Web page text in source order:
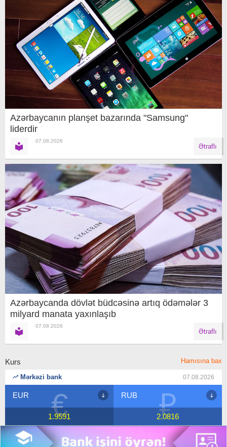
Azərbaycanın planşet bazarında "Samsung"
liderdir
07.08.2026
Ətraflı
Azərbaycanda dövlət büdcəsinə artıq ödəmələr 3
milyard manata yaxınlaşıb
07.08.2026
Ətraflı
Kurs Hamısına bax
Mərkəzi bank 07.08.2026
₽
RUB
2.0816 $
USD
1.7